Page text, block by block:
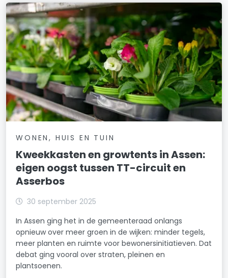
WONEN, HUIS EN TUIN
Kweekkasten en growtents in Assen:
eigen oogst tussen TT-circuit en
Asserbos
30 september 2025
In Assen ging het in de gemeenteraad onlangs
opnieuw over meer groen in de wijken: minder tegels,
meer planten en ruimte voor bewonersinitiatieven. Dat
debat ging vooral over straten, pleinen en
plantsoenen.